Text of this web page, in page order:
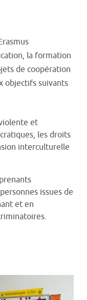
la formation
de coopération
objectifs suivants
et
les droits
interculturelle
issues de
et en